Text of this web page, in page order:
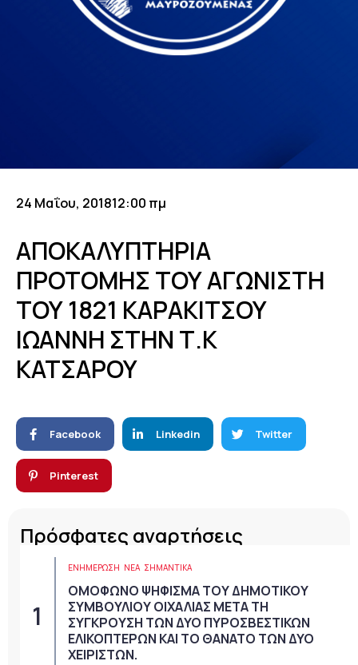
24 Μαΐου, 201812:00 πμ
ΑΠΟΚΑΛΥΠΤΗΡΙΑ
ΠΡΟΤΟΜΗΣ ΤΟΥ ΑΓΩΝΙΣΤΗ
ΤΟΥ 1821 ΚΑΡΑΚΙΤΣΟΥ
ΙΩΑΝΝΗ ΣΤΗΝ Τ.Κ
ΚΑΤΣΑΡΟΥ
Facebook Linkedin Twitter
Pinterest
Πρόσφατες αναρτήσεις
ΕΝΗΜΕΡΩΣΗ ΝΈΑ ΣΗΜΑΝΤΙΚΆ
ΟΜΟΦΩΝΟ ΨΗΦΙΣΜΑ ΤΟΥ ΔΗΜΟΤΙΚΟΥ
ΣΥΜΒΟΥΛΙΟΥ ΟΙΧΑΛΙΑΣ ΜΕΤΑ ΤΗ
ΣΥΓΚΡΟΥΣΗ ΤΩΝ ΔΥΟ ΠΥΡΟΣΒΕΣΤΙΚΩΝ
ΕΛΙΚΟΠΤΕΡΩΝ ΚΑΙ ΤΟ ΘΑΝΑΤΟ ΤΩΝ ΔΥΟ
ΧΕΙΡΙΣΤΩΝ.